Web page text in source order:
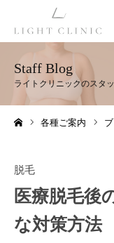
Staff Blog
各種ご案内
脱毛
医療脱毛後
な対策方法